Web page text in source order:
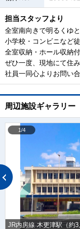
担当スタッフより
全室南向きで明るくゆ
小学校・コンビニなど
全室収納・ホール収納
ぜひ一度、現地にて住
社員一同心よりお問い
周辺施設ギャラリー
JR内房線 木更津駅（約
1/4